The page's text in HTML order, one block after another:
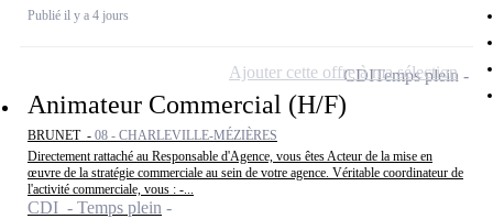
Publié il y a 4 jours
Animateur Commercial (H/F)
BRUNET - 08 - CHARLEVILLE-MÉZIÈRES
Directement rattaché au Responsable d'Agence, vous êtes Acteur de la mise en
œuvre de la stratégie commerciale au sein de votre agence. Véritable coordinateur de
l'activité commerciale, vous : -...
CDI - Temps plein
CDITemps plein
Ajouter cette offre à ma sélection